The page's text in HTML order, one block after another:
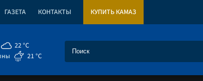
ГАЗЕТА КОНТАКТЫ КУПИТЬ КАМАЗ
22 °C
21 °C